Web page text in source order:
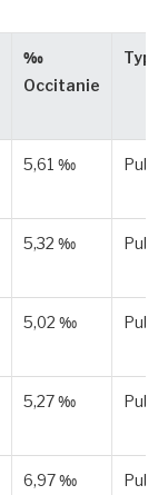
‰
Occitanie
Type
5,61 ‰
5,32 ‰
5,02 ‰
5,27 ‰
6,97 ‰